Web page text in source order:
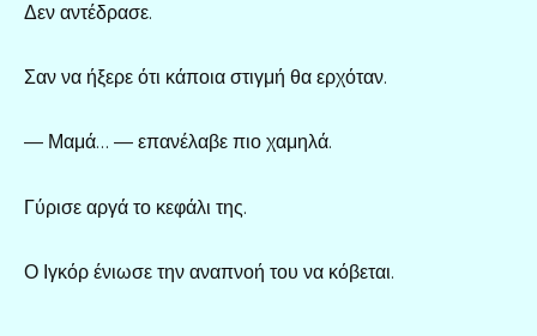
Δεν αντέδρασε.
Σαν να ήξερε ότι κάποια στιγμή θα ερχόταν.
— Μαμά… — επανέλαβε πιο χαμηλά.
Γύρισε αργά το κεφάλι της.
Ο Ιγκόρ ένιωσε την αναπνοή του να κόβεται.